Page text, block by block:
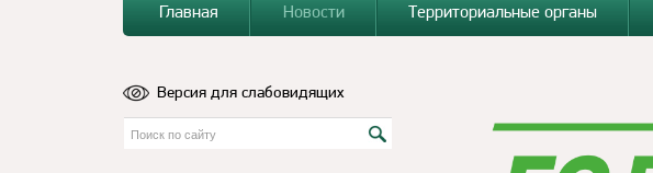
Главная Новости Территориальные органы
Версия для слабовидящих